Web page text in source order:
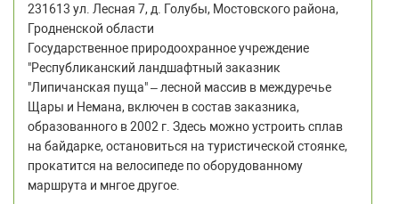
231613 ул. Лесная 7, д. Голубы, Мостовского района,
Гродненской области
Государственное природоохранное учреждение
"Республиканский ландшафтный заказник
"Липичанская пуща" – лесной массив в междуречье
Щары и Немана, включен в состав заказника,
образованного в 2002 г. Здесь можно устроить сплав
на байдарке, остановиться на туристической стоянке,
прокатится на велосипеде по оборудованному
маршрута и мнгое другое.